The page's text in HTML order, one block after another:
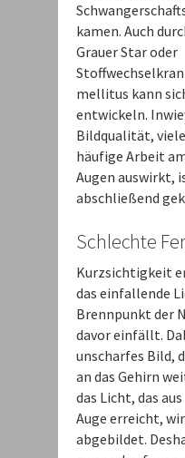
kamen. Auch
Grauer Star oder
mellitus kann
entwickeln.
Bildqualität,
häufige Arbeit
Augen auswirkt,
abschließend
Schlechte
Kurzsichtigkeit
das einfallende
Brennpunkt der
davor einfällt.
unscharfes Bild,
an das Gehirn
das Licht, das
Auge erreicht,
abgebildet.